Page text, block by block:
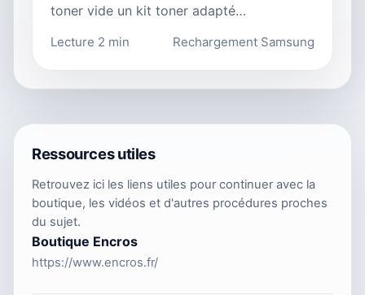
toner vide un kit toner adapté…
Lecture 2 min Rechargement Samsung
Ressources utiles
Retrouvez ici les liens utiles pour continuer avec la
boutique, les vidéos et d'autres procédures proches
du sujet.
Boutique Encros
https://www.encros.fr/